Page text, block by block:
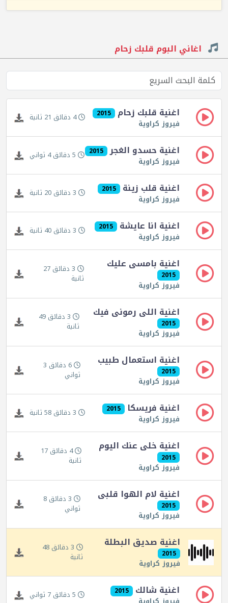
اغاني البوم قلبك زحام
اغنية قلبك زحام 2015
فيروز كراوية 4 دقائق 21 ثانية
اغنية حسدو الغجر 2015
فيروز كراوية 5 دقائق 4 ثواني
اغنية قلب زينة 2015
فيروز كراوية 3 دقائق 20 ثانية
اغنية انا عايشة 2015
فيروز كراوية 3 دقائق 40 ثانية
اغنية بامسى عليك
2015
فيروز كراوية
3 دقائق 27
ثانية
اغنية اللى رمونى فيك
2015
فيروز كراوية
3 دقائق 49
ثانية
اغنية استعمال طبيب
2015
فيروز كراوية
6 دقائق 3
ثواني
اغنية فريسكا 2015
فيروز كراوية 3 دقائق 58 ثانية
اغنية خلى عنك اليوم
2015
فيروز كراوية
4 دقائق 17
ثانية
اغنية لام الهوا قلبى
2015
فيروز كراوية
3 دقائق 8
ثواني
اغنية صديق البطلة
2015
فيروز كراوية
3 دقائق 48
ثانية
اغنية شالك 2015 5 دقائق 7 ثواني